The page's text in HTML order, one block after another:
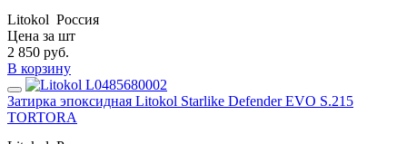
Litokol Россия
Цена за шт
2 850 руб.
В корзину
Затирка эпоксидная Litokol Starlike Defender EVO S.215
TORTORA